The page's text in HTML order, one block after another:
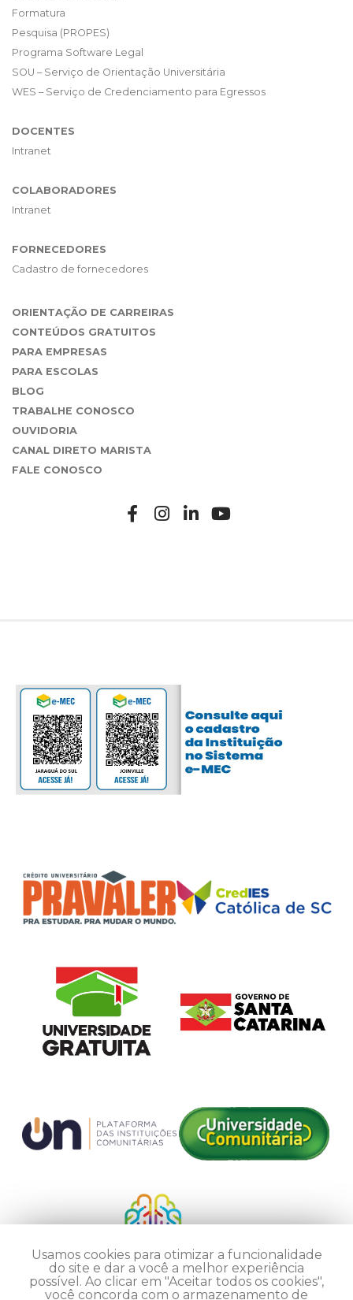
Formatura
Pesquisa (PROPES)
Programa Software Legal
SOU – Serviço de Orientação Universitária
WES – Serviço de Credenciamento para Egressos
DOCENTES
Intranet
COLABORADORES
Intranet
FORNECEDORES
Cadastro de fornecedores
ORIENTAÇÃO DE CARREIRAS
CONTEÚDOS GRATUITOS
PARA EMPRESAS
PARA ESCOLAS
BLOG
TRABALHE CONOSCO
OUVIDORIA
CANAL DIRETO MARISTA
FALE CONOSCO
Usamos cookies para otimizar a funcionalidade
do site e dar a você a melhor experiência
possível. Ao clicar em "Aceitar todos os cookies",
você concorda com o armazenamento de